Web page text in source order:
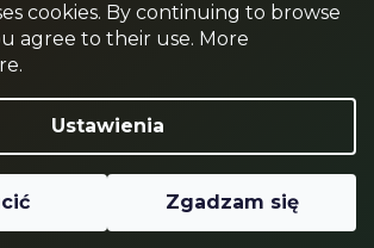
cookies. By continuing to browse
agree to their use. More
Ustawienia
Zgadzam się
PAINTBALL JUNIOR PAINTBALL
Opracował Shoptet
RPR SHOP. Wszystkie prawa zastrzeżone.